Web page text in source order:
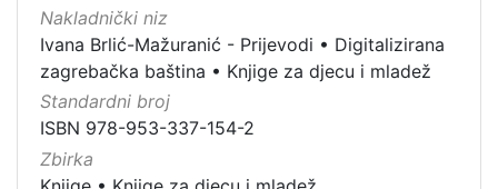
Nakladnički niz
Ivana Brlić-Mažuranić - Prijevodi • Digitalizirana
zagrebačka baština • Knjige za djecu i mladež
Standardni broj
ISBN 978-953-337-154-2
Zbirka